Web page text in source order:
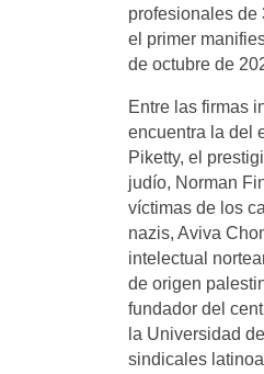
profesionales de
el primer
de octubre de
Entre las firmas
encuentra la del
Piketty, el
judío, Norman
víctimas de los
nazis, Aviva
intelectual
de origen
fundador del
la Universidad
sindicales